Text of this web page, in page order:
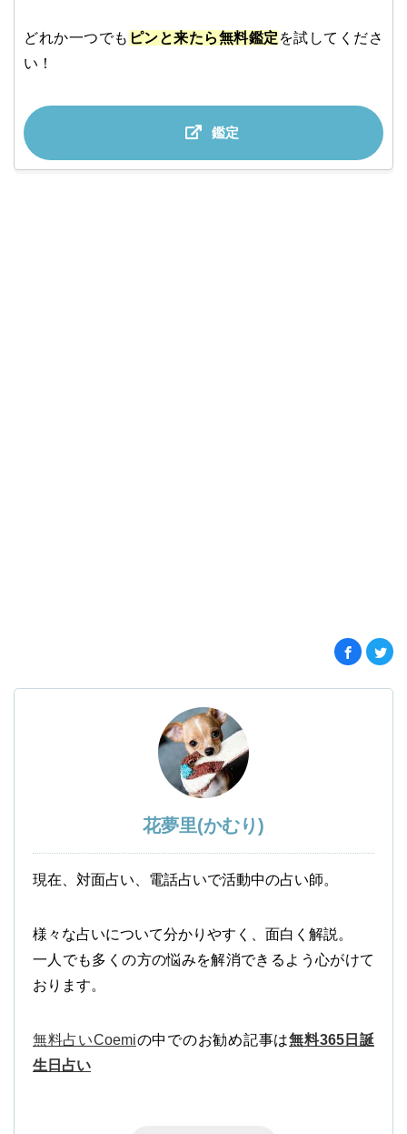
どれか一つでも ピンと来たら無料鑑定 を試してくださ
い！
鑑定
花夢里(かむり)
現在、対面占い、電話占いで活動中の占い師。
様々な占いについて分かりやすく、面白く解説。
一人でも多くの方の悩みを解消できるよう心がけて
おります。
無料占いCoemiの中でのお勧め記事は無料365日誕
生日占い